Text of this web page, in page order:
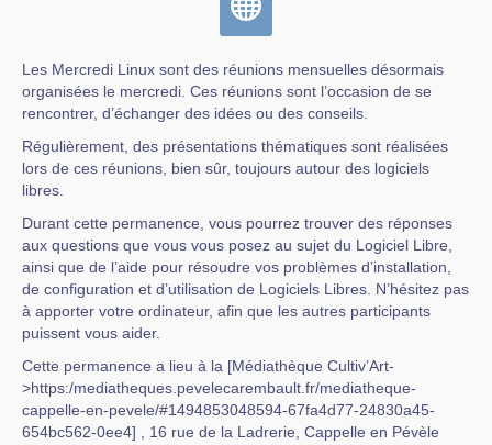
Les Mercredi Linux sont des réunions mensuelles désormais
organisées le mercredi. Ces réunions sont l’occasion de se
rencontrer, d’échanger des idées ou des conseils.
Régulièrement, des présentations thématiques sont réalisées
lors de ces réunions, bien sûr, toujours autour des logiciels
libres.
Durant cette permanence, vous pourrez trouver des réponses
aux questions que vous vous posez au sujet du Logiciel Libre,
ainsi que de l’aide pour résoudre vos problèmes d’installation,
de configuration et d’utilisation de Logiciels Libres. N’hésitez pas
à apporter votre ordinateur, afin que les autres participants
puissent vous aider.
Cette permanence a lieu à la [Médiathèque Cultiv’Art-
>https:/mediatheques.pevelecarembault.fr/mediatheque-
cappelle-en-pevele/#1494853048594-67fa4d77-24830a45-
654bc562-0ee4] , 16 rue de la Ladrerie, Cappelle en Pévèle